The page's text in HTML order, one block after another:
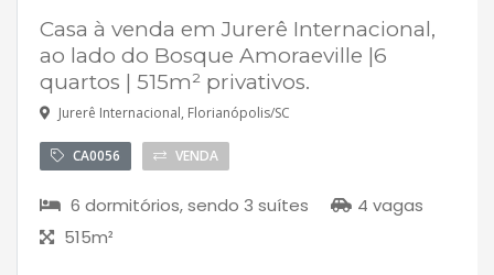
Pronto para morar
Aceita financiamento
Casa à venda em Jurerê Internacional,
ao lado do Bosque Amoraeville |6
quartos | 515m² privativos.
Jurerê Internacional, Florianópolis/SC
CA0056 VENDA
6 dormitórios, sendo 3 suítes
4 vagas
515m²